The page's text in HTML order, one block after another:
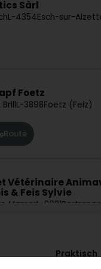
Sàrl
L-4354Esch-sur-
Foetz
BrillL-3898Foetz (Feiz)
Route
Vétérinaire
& Feis Sylvie
MamerL-8081
Praktisch